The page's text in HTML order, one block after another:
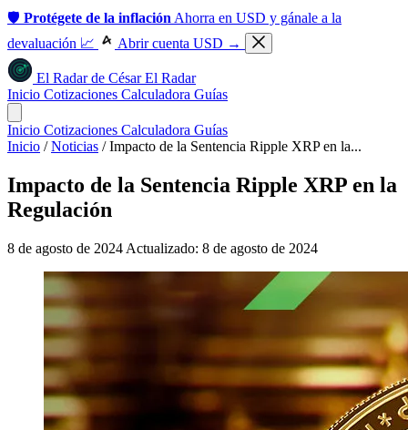
🛡️ Protégete de la inflación Ahorra en USD y gánale a la
devaluación 📈
Abrir cuenta USD →
El Radarde César El Radar
Inicio Cotizaciones Calculadora Guías
Inicio Cotizaciones Calculadora Guías
Inicio / Noticias / Impacto de la Sentencia Ripple XRP en la...
Impacto de la Sentencia Ripple XRP en la
Regulación
8 de agosto de 2024 Actualizado: 8 de agosto de 2024